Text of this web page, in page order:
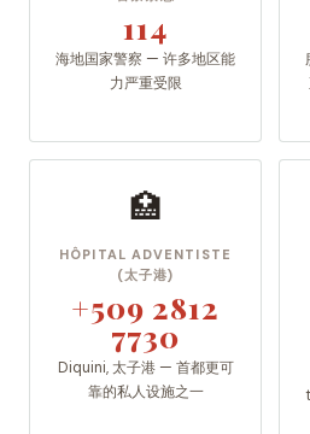
114
海地国家警察 — 许多地区能
力严重受限
🏥
HÔPITAL ADVENTISTE
(太子港)
+509 2812
7730
Diquini, 太子港 — 首都更可
靠的私人设施之一